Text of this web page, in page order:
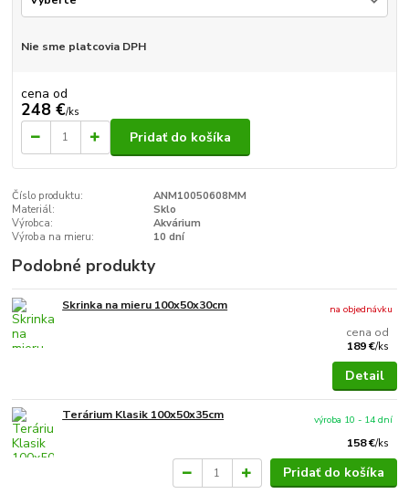
Nie sme platcovia DPH
cena od
248 €/ks
Pridať do košíka
Číslo produktu:
ANM10050608MM
Materiál:
Sklo
Výrobca:
Akvárium
Výroba na mieru:
10 dní
Podobné produkty
Skrinka na mieru 100x50x30cm
cena od
189 €/ks
na objednávku
Detail
Terárium Klasik 100x50x35cm
158 €/ks
výroba 10 - 14 dní
Pridať do košíka